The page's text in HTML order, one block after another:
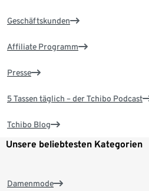
Geschäftskunden
Affiliate Programm
Presse
5 Tassen täglich – der Tchibo Podcast
Tchibo Blog
Unsere beliebtesten Kategorien
Damenmode